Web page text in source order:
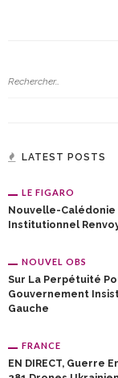
LATEST POSTS
LE FIGARO
Nouvelle-Calédonie
Institutionnel
NOUVEL OBS
Sur La Perpétuité
Gouvernement
Gauche
FRANCE
EN DIRECT, Guerre